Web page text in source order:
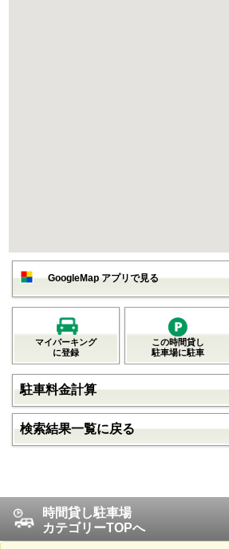
GoogleMap アプリで見る
マイパーキング
に登録
この時間貸し
駐車場に駐車
駐車料金計算
検索結果一覧に戻る
時間貸し駐車場
カテゴリーTOPへ